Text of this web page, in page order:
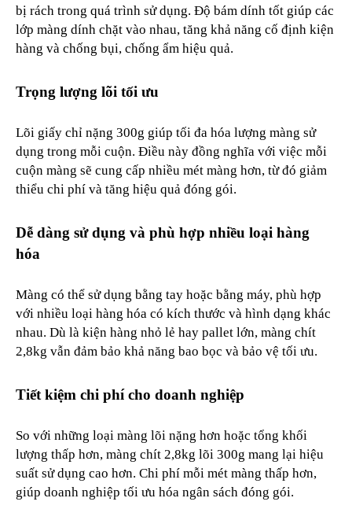
bị rách trong quá trình sử dụng. Độ bám dính tốt giúp các
lớp màng dính chặt vào nhau, tăng khả năng cố định kiện
hàng và chống bụi, chống ẩm hiệu quả.
Trọng lượng lõi tối ưu
Lõi giấy chỉ nặng 300g giúp tối đa hóa lượng màng sử
dụng trong mỗi cuộn. Điều này đồng nghĩa với việc mỗi
cuộn màng sẽ cung cấp nhiều mét màng hơn, từ đó giảm
thiểu chi phí và tăng hiệu quả đóng gói.
Dễ dàng sử dụng và phù hợp nhiều loại hàng
hóa
Màng có thể sử dụng bằng tay hoặc bằng máy, phù hợp
với nhiều loại hàng hóa có kích thước và hình dạng khác
nhau. Dù là kiện hàng nhỏ lẻ hay pallet lớn, màng chít
2,8kg vẫn đảm bảo khả năng bao bọc và bảo vệ tối ưu.
Tiết kiệm chi phí cho doanh nghiệp
So với những loại màng lõi nặng hơn hoặc tổng khối
lượng thấp hơn, màng chít 2,8kg lõi 300g mang lại hiệu
suất sử dụng cao hơn. Chi phí mỗi mét màng thấp hơn,
giúp doanh nghiệp tối ưu hóa ngân sách đóng gói.